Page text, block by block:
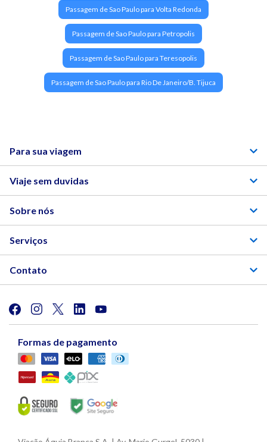
Passagem de Sao Paulo para Volta Redonda
Passagem de Sao Paulo para Petropolis
Passagem de Sao Paulo para Teresopolis
Passagem de Sao Paulo para Rio De Janeiro/B. Tijuca
Para sua viagem
Viaje sem duvidas
Sobre nós
Serviços
Contato
Formas de pagamento